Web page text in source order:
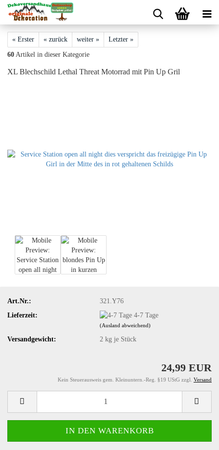
« Erster « zurück weiter » Letzter »
60 Artikel in dieser Kategorie
XL Blechschild Lethal Threat Motorrad mit Pin Up Gril
Art.Nr.:
321.Y76
Lieferzeit:
4-7 Tage
(Ausland abweichend)
Versandgewicht: 2 kg je Stück
24,99 EUR
Kein Steuerausweis gem. Kleinuntern.-Reg. §19 UStG zzgl. Versand